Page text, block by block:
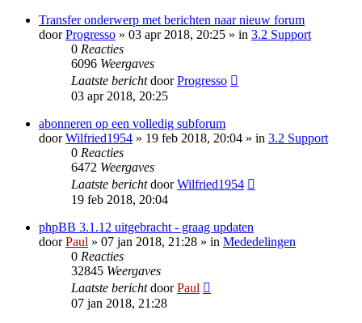
Transfer onderwerp met berichten naar nieuw forum
doorProgresso » 03 apr 2018, 20:25 » in 3.2 Support
0 Reacties
6096 Weergaves
Laatste berichtdoorProgresso
03 apr 2018, 20:25
abonneren op een volledig subforum
doorWilfried1954 » 19 feb 2018, 20:04 » in 3.2 Support
0 Reacties
6472 Weergaves
Laatste berichtdoorWilfried1954
19 feb 2018, 20:04
phpBB 3.1.12 uitgebracht - graag updaten
doorPaul » 07 jan 2018, 21:28 » in Mededelingen
0 Reacties
32845 Weergaves
Laatste berichtdoorPaul
07 jan 2018, 21:28